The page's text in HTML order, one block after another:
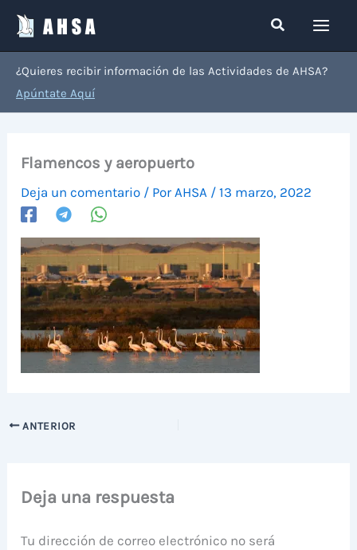
contenido
Buscar
¿Quieres recibir información de las Actividades de AHSA?
Apúntate Aquí
Flamencos y aeropuerto
Deja un comentario / Por AHSA /13 marzo, 2022
ANTERIOR
Deja una respuesta
Tu dirección de correo electrónico no será